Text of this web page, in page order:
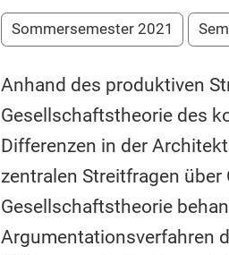
Sommersemester 2021
Anhand des produktiven
Gesellschaftstheorie des
Differenzen in der
zentralen Streitfragen
Gesellschaftstheorie
Argumentationsverfahren